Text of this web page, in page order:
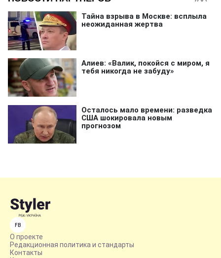
FB
О проекте
Редакционная политика и стандарты
Контакты